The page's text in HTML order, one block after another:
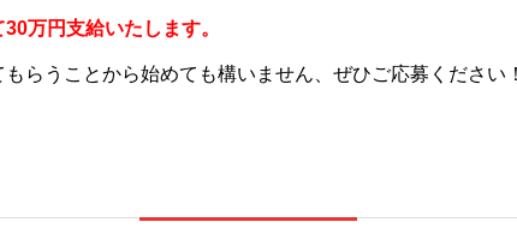
万円支給いたします。
らうことから始めても構いません、ぜひご応募ください